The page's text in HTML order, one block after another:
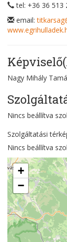
tel: +36 36 513
email:
Nagy Mihály
Nincs beállítva
Szolgáltatási
Nincs beállítva
+
−